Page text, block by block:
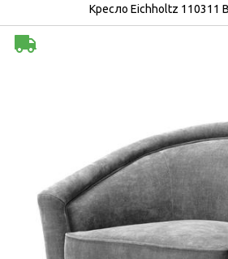
Кресло Eichholtz 110311